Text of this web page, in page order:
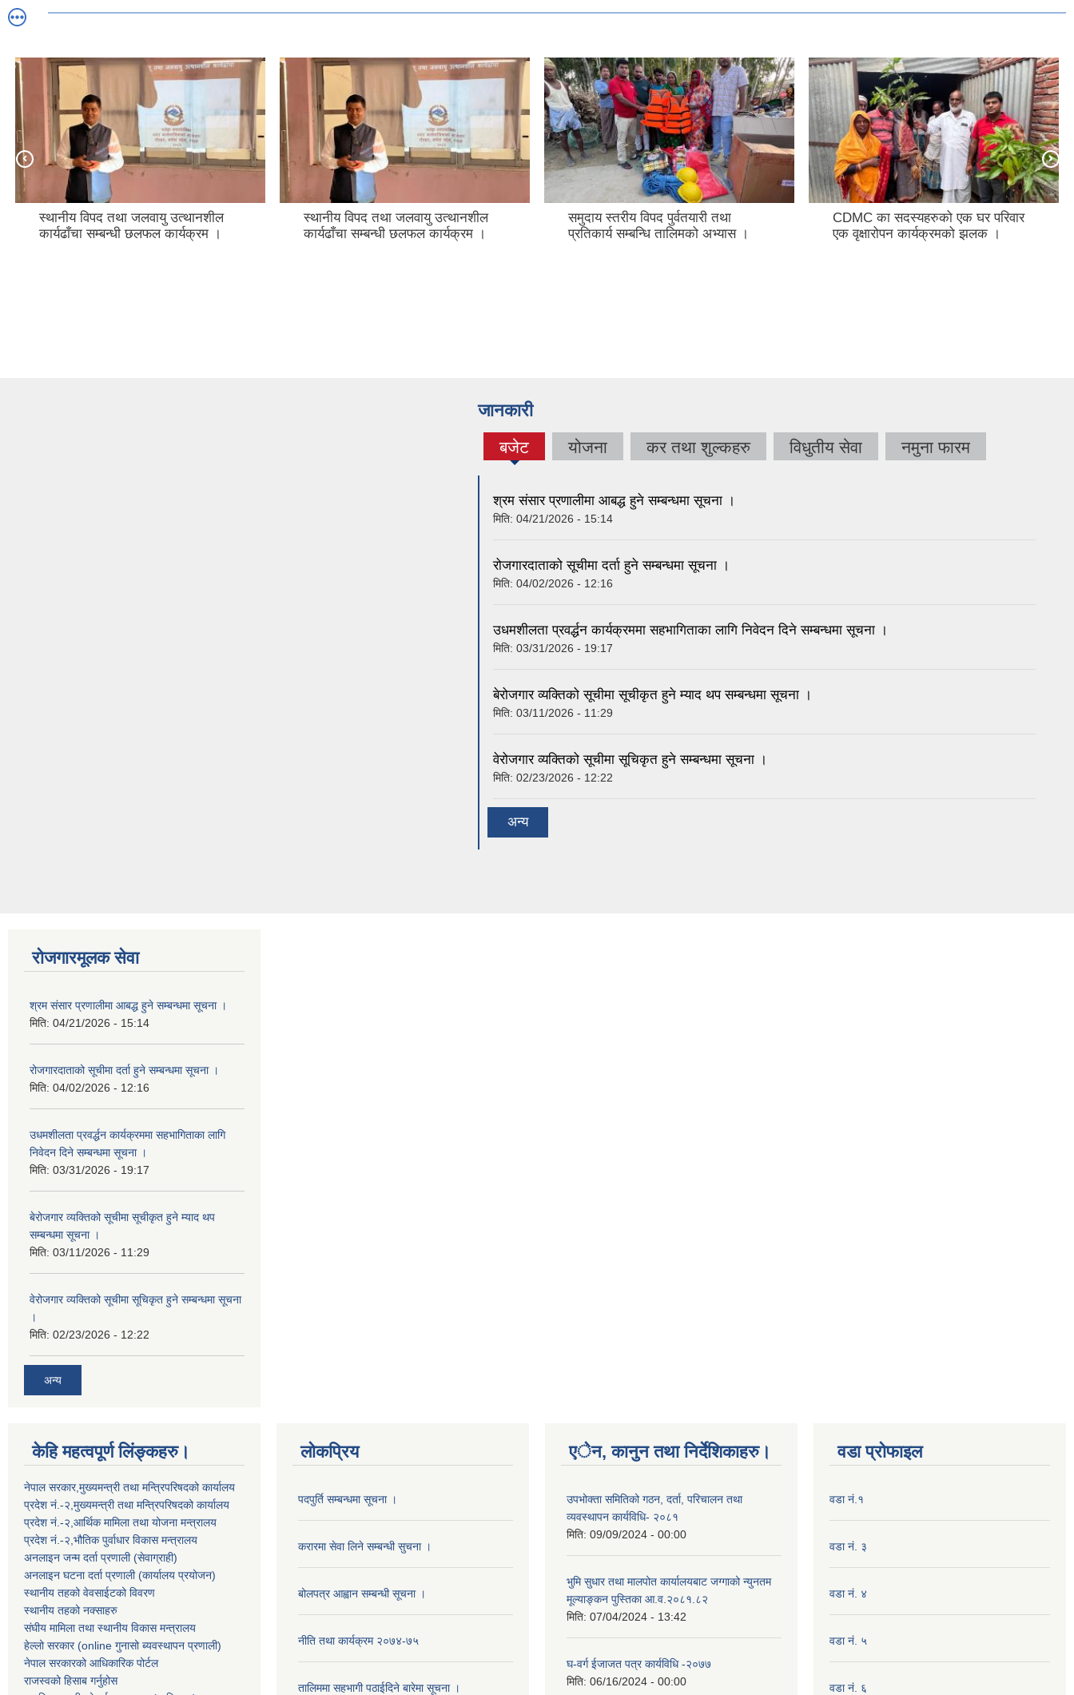
स्थानीय विपद तथा जलवायु उत्थानशील
कार्यढाँचा सम्बन्धी छलफल कार्यक्रम ।
स्थानीय विपद तथा जलवायु उत्थानशील
कार्यढाँचा सम्बन्धी छलफल कार्यक्रम ।
समुदाय स्तरीय विपद पुर्वतयारी तथा
प्रतिकार्य सम्बन्धि तालिमको अभ्यास ।
CDMC का सदस्यहरुको एक घर परिवार
एक वृक्षारोपन कार्यक्रमको झलक ।
जानकारी
बजेट
(active
योजना कर तथा शुल्कहरु विधुतीय सेवा नमुना फारम
श्रम संसार प्रणालीमा आबद्ध हुने सम्बन्धमा सूचना ।
मिति: 04/21/2026 - 15:14
रोजगारदाताको सूचीमा दर्ता हुने सम्बन्धमा सूचना ।
मिति: 04/02/2026 - 12:16
उधमशीलता प्रवर्द्धन कार्यक्रममा सहभागिताका लागि निवेदन दिने सम्बन्धमा सूचना ।
मिति: 03/31/2026 - 19:17
बेरोजगार व्यक्तिको सूचीमा सूचीकृत हुने म्याद थप सम्बन्धमा सूचना ।
मिति: 03/11/2026 - 11:29
वेरोजगार व्यक्तिको सूचीमा सूचिकृत हुने सम्बन्धमा सूचना ।
मिति: 02/23/2026 - 12:22
अन्य
रोजगारमूलक सेवा
श्रम संसार प्रणालीमा आबद्ध हुने सम्बन्धमा सूचना ।
मिति: 04/21/2026 - 15:14
रोजगारदाताको सूचीमा दर्ता हुने सम्बन्धमा सूचना ।
मिति: 04/02/2026 - 12:16
उधमशीलता प्रवर्द्धन कार्यक्रममा सहभागिताका लागि
निवेदन दिने सम्बन्धमा सूचना ।
मिति: 03/31/2026 - 19:17
बेरोजगार व्यक्तिको सूचीमा सूचीकृत हुने म्याद थप
सम्बन्धमा सूचना ।
मिति: 03/11/2026 - 11:29
वेरोजगार व्यक्तिको सूचीमा सूचिकृत हुने सम्बन्धमा सूचना
।
मिति: 02/23/2026 - 12:22
अन्य
केहि महत्वपूर्ण लिंङ्कहरु।
नेपाल सरकार,मुख्यमन्त्री तथा मन्त्रिपरिषदको कार्यालय
प्रदेश नं.-२,मुख्यमन्त्री तथा मन्त्रिपरिषदको कार्यालय
प्रदेश नं.-२,आर्थिक मामिला तथा योजना मन्त्रालय
प्रदेश नं.-२,भौतिक पुर्वाधार विकास मन्त्रालय
अनलाइन जन्म दर्ता प्रणाली (सेवाग्राही)
अनलाइन घटना दर्ता प्रणाली (कार्यालय प्रयोजन)
स्थानीय तहको वेवसाईटको विवरण
स्थानीय तहको नक्साहरु
संघीय मामिला तथा स्थानीय विकास मन्त्रालय
हेल्लो सरकार (online गुनासो ब्यवस्थापन प्रणाली)
नेपाल सरकारको आधिकारिक पोर्टल
राजस्वको हिसाब गर्नुहोस
लोकप्रिय
पदपुर्ति सम्बन्धमा सूचना ।
करारमा सेवा लिने सम्बन्धी सुचना ।
बोलपत्र आह्वान सम्बन्धी सूचना ।
नीति तथा कार्यक्रम २०७४-७५
तालिममा सहभागी पठाईदिने बारेमा सूचना ।
एेन, कानुन तथा निर्देशिकाहरु।
उपभोक्ता समितिको गठन, दर्ता, परिचालन तथा
व्यवस्थापन कार्यविधि- २०८१
मिति: 09/09/2024 - 00:00
भुमि सुधार तथा मालपोत कार्यालयबाट जग्गाको न्युनतम
मूल्याङ्कन पुस्तिका आ.व.२०८१.८२
मिति: 07/04/2024 - 13:42
घ-वर्ग ईजाजत पत्र कार्यविधि -२०७७
मिति: 06/16/2024 - 00:00
वडा प्रोफाइल
वडा नं.१
वडा नं. ३
वडा नं. ४
वडा नं. ५
वडा नं. ६